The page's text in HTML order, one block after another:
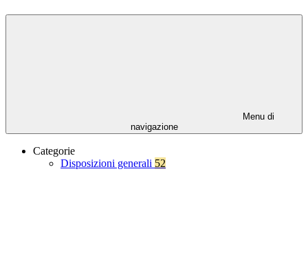
Menu di
navigazione
Categorie
Disposizioni generali 52